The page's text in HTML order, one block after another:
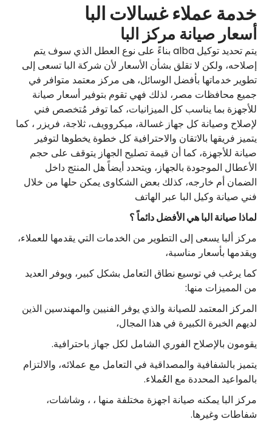
خدمة عملاء غسالات البا
أسعار صيانة مركز البا
يتم تحديد توكيل alba بناءً على نوع العطل الذي سوف يتم
إصلاحه، ولكن لا تقلق بشأن الأسعار لأن شركة البا تسعى إلى
تطوير خدماتها بأفضل الوسائل، هى مركز معتمد متوافر في
جميع محافظات مصر، لذلك فهي تقوم بتوفير أسعار صيانة
للأجهزة بما يناسب كل الميزانيات، كما توفر مُتخصص فني
لإصلاح وصيانة كل جهاز غسالة، ميكروويف، ثلاجة، فريزر ، كما
يتميز فريقها بالاتقان والاحترافية كل خطوة يخطوها لتوفير
صيانة للأجهزة، كما أن قيمة تصليح الجهاز يتوقف على حجم
الأعطال الموجودة بالجهاز، ويتحدد أيضاً هل المنتج داخل
الضمان أم خارجه، كذلك بعض الشكاوى يمكن حلها من خلال
فني صيانة وكيل البا عبر الهاتف
لماذا صيانة البا هي الأفضل دائماً ؟
مركز ألبا يسعى إلى التطوير من الخدمات التي يقدمها للعملاء،
ويقدمها بأسعار مناسبة،
كما يرغب في توسيع نطاق التعامل بشكل كبير، ويوفر العديد
من المميزات منها:
المركز المعتمد للصيانة والذي يوفر الفنيين والمهندسين الذين
لديهم الخبرة الكبيرة في هذا المجال،
يقومون بالإصلاح الفوري الشامل لكل جهاز باحترافية.
يتميز بالشفافية والمصداقية في التعامل مع عملائه، والالتزام
بالمواعيد المحددة مع العُملاء.
مركز البا يمكنه صيانة اجهزة مختلفة منها ، ، وشاشات،
شفاطات وغيرها.